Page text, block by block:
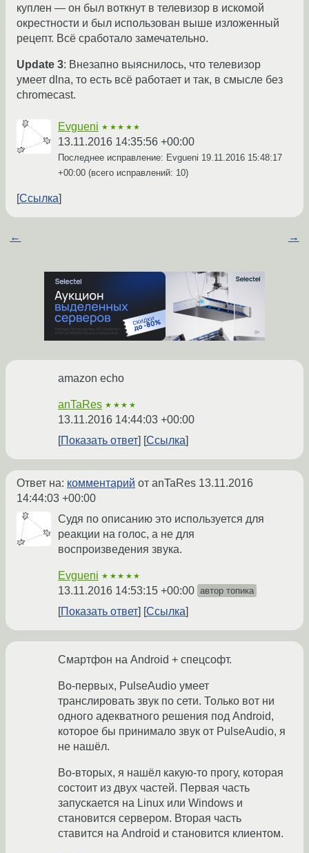
куплен — он был воткнут в телевизор в искомой
окрестности и был использован выше изложенный
рецепт. Всё сработало замечательно.
Update 3: Внезапно выяснилось, что телевизор
умеет dlna, то есть всё работает и так, в смысле без
chromecast.
Evgueni ★★★★★
13.11.2016 14:35:56 +00:00
Последнее исправление: Evgueni 19.11.2016 15:48:17
+00:00 (всего исправлений: 10)
Ссылка
← →
amazon echo
anTaRes ★★★★
13.11.2016 14:44:03 +00:00
Показать ответ
Ссылка
Ответ на: комментарий от anTaRes 13.11.2016
14:44:03 +00:00
Судя по описанию это используется для
реакции на голос, а не для
воспроизведения звука.
Evgueni ★★★★★
13.11.2016 14:53:15 +00:00 автор топика
Показать ответ Ссылка
Смартфон на Android + спецсофт.
Во-первых, PulseAudio умеет
транслировать звук по сети. Только вот ни
одного адекватного решения под Android,
которое бы принимало звук от PulseAudio, я
не нашёл.
Во-вторых, я нашёл какую-то прогу, которая
состоит из двух частей. Первая часть
запускается на Linux или Windows и
становится сервером. Вторая часть
ставится на Android и становится клиентом.